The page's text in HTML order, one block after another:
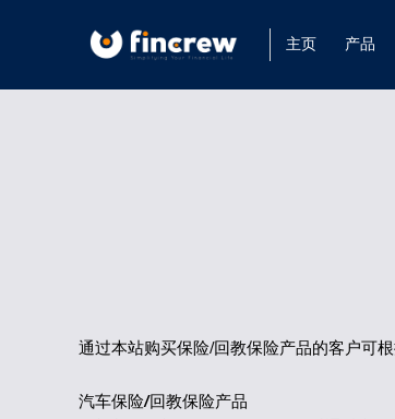
主页 产品
通过本站购买保险/回教保险产品的客户可
汽车保险/回教保险产品